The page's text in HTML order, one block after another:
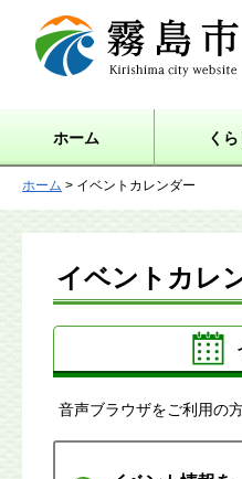
霧島市 Kirishima city
website
ホーム くら
ホーム > イベントカレンダー
イベントカレ
音声ブラウザをご利用の方